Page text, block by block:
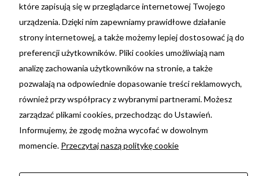
NIP: 7692055698
REGON: 381396675
nr konta: 29 1020 3150 0000 3202 0110 4199 -
PKO BP
Ta strona korzysta z plików cookie. Używając tej
strony wyrażasz zgodę na używanie plików
cookie, zgodnie z aktualnymi ustawieniami
Twojej przeglądarki. Możesz dowiedzieć się
więcej w jakim celu są używane oraz o zmianie
które zapisują się w przeglądarce internetowej Twojego
urządzenia. Dzięki nim zapewniamy prawidłowe działanie
strony internetowej, a także możemy lepiej dostosować ją do
preferencji użytkowników. Pliki cookies umożliwiają nam
analizę zachowania użytkowników na stronie, a także
pozwalają na odpowiednie dopasowanie treści reklamowych,
również przy współpracy z wybranymi partnerami. Możesz
zarządzać plikami cookies, przechodząc do Ustawień.
Informujemy, że zgodę można wycofać w dowolnym
momencie. Przeczytaj naszą politykę cookie